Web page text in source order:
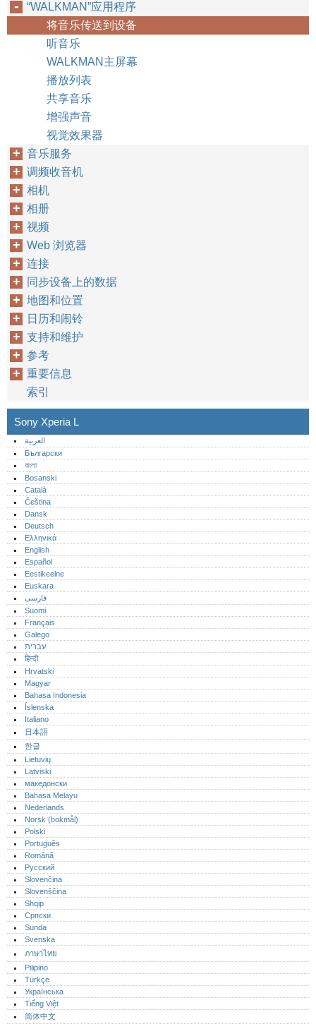
“WALKMAN”应用程序
将音乐传送到设备
听音乐
WALKMAN主屏幕
播放列表
共享音乐
增强声音
视觉效果器
音乐服务
调频收音机
相机
相册
视频
Web 浏览器
连接
同步设备上的数据
地图和位置
日历和闹铃
支持和维护
参考
重要信息
索引
Sony Xperia L
العربية
Български
বাংলা
Bosanski
Català
Čeština
Dansk
Deutsch
Ελληνικά
English
Español
Eestikeelne
Euskara
فارسی
Suomi
Français
Galego
עברית
हिन्दी
Hrvatski
Magyar
Bahasa Indonesia
Íslenska
Italiano
日本語
한글
Lietuvių
Latviski
македонски
Bahasa Melayu
Nederlands
Norsk (bokmål)‎
Polski
Português‎
Română
Русский
Slovenčina
Slovenščina
Shqip
Српски
Sunda
Svenska
ภาษาไทย
Pilipino
Türkçe
Українська
Tiếng Việt
简体中文